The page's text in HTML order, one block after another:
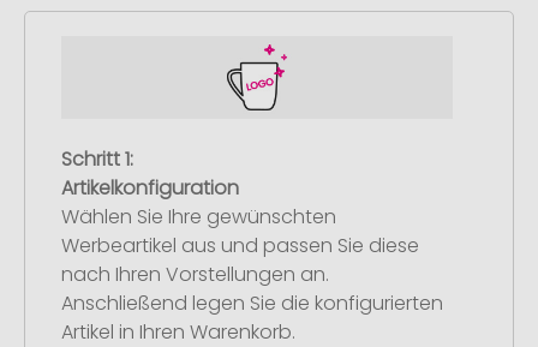
Schritt 1:
Artikelkonfiguration
Wählen Sie Ihre gewünschten
Werbeartikel aus und passen Sie diese
nach Ihren Vorstellungen an.
Anschließend legen Sie die konfigurierten
Artikel in Ihren Warenkorb.